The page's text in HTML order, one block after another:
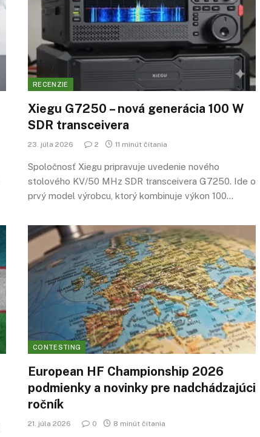
RECENZIE
Xiegu G7250 – nová generácia 100 W
SDR transceivera
23. júla 2026 2 11 minút čítania
Spoločnosť Xiegu pripravuje uvedenie nového
stolového KV/50 MHz SDR transceivera G7250. Ide o
prvý model výrobcu, ktorý kombinuje výkon 100…
CONTESTING
European HF Championship 2026
podmienky a novinky pre nadchádzajúci
ročník
21. júla 2026 0 8 minút čítania